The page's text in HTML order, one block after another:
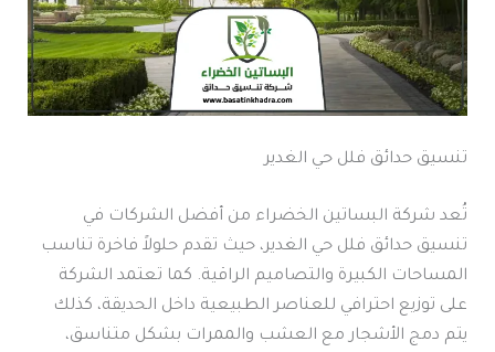
تنسيق حدائق فلل حي الغدير
تُعد شركة البساتين الخضراء من أفضل الشركات في
تنسيق حدائق فلل حي الغدير، حيث تقدم حلولاً فاخرة تناسب
المساحات الكبيرة والتصاميم الراقية. كما تعتمد الشركة
على توزيع احترافي للعناصر الطبيعية داخل الحديقة، كذلك
يتم دمج الأشجار مع العشب والممرات بشكل متناسق،